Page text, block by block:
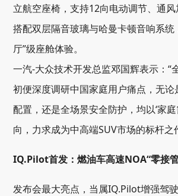
立航空座椅，支持12向电动调节、通风
搭配双层隔音玻璃与哈曼卡顿音响系统
厅”级座舱体验。
一汽-大众技术开发总监邓国辉表示：“
初便深度调研中国家庭用户痛点，无论
配置，还是全场景安全防护，均以‘家庭
向，力求成为中高端SUV市场的标杆之
IQ.Pilot首发：燃油车高速NOA“零接
发布会最大亮点，当属IQ.Pilot增强驾